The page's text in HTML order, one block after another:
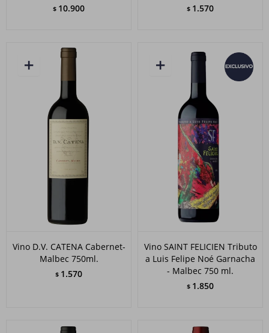
$ 10.900 $ 1.570
Vino D.V. CATENA Cabernet-
Malbec 750ml.
$ 1.570
Vino SAINT FELICIEN Tributo
a Luis Felipe Noé Garnacha
- Malbec 750 ml.
$ 1.850